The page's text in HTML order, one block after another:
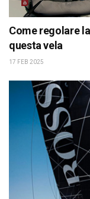
Come regolare
questa vela
17 FEB 2025